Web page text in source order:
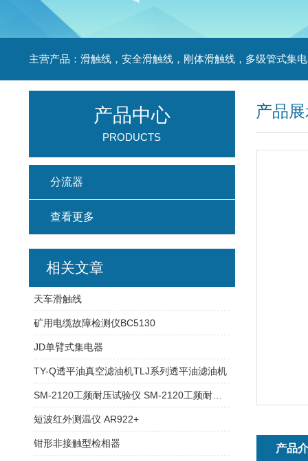
产品
产品
产品中心
PRODUCTS
分流器
查看更多
相关文章
天车滑触线
矿用电缆故障检测仪BC5130
JD单臂式集电器
TY-Q透平油真空滤油机TLJ系列透平油滤油机
短波红外测温仪 AR922+
钳形非接触型检相器